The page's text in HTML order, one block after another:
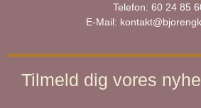
Telefon: 60 24 85
E-Mail:
Tilmeld dig vores